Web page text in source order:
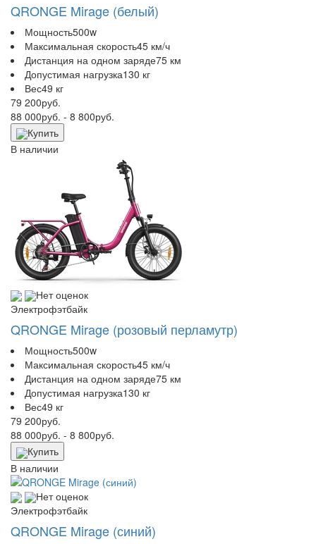
QRONGE Mirage (белый)
Мощность500w
Максимальная скорость45 км/ч
Дистанция на одном заряде75 км
Допустимая нагрузка130 кг
Вес49 кг
79 200руб.
88 000руб. - 8 800руб.
Купить
В наличии
Нет оценок
Электрофэтбайк
QRONGE Mirage (розовый перламутр)
Мощность500w
Максимальная скорость45 км/ч
Дистанция на одном заряде75 км
Допустимая нагрузка130 кг
Вес49 кг
79 200руб.
88 000руб. - 8 800руб.
Купить
В наличии
Нет оценок
Электрофэтбайк
QRONGE Mirage (синий)